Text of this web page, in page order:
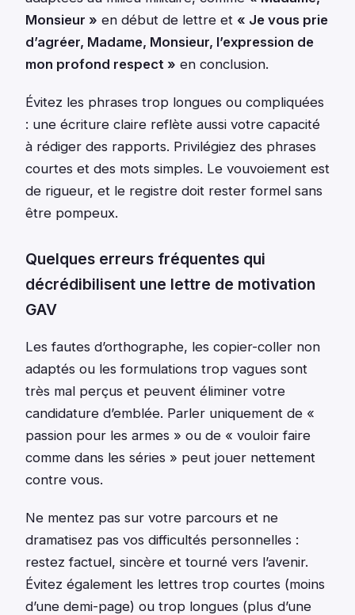
Monsieur » en début de lettre et « Je vous prie
d’agréer, Madame, Monsieur, l’expression de
mon profond respect » en conclusion.
Évitez les phrases trop longues ou compliquées
: une écriture claire reflète aussi votre capacité
à rédiger des rapports. Privilégiez des phrases
courtes et des mots simples. Le vouvoiement est
de rigueur, et le registre doit rester formel sans
être pompeux.
Quelques erreurs fréquentes qui
décrédibilisent une lettre de motivation
GAV
Les fautes d’orthographe, les copier-coller non
adaptés ou les formulations trop vagues sont
très mal perçus et peuvent éliminer votre
candidature d’emblée. Parler uniquement de «
passion pour les armes » ou de « vouloir faire
comme dans les séries » peut jouer nettement
contre vous.
Ne mentez pas sur votre parcours et ne
dramatisez pas vos difficultés personnelles :
restez factuel, sincère et tourné vers l’avenir.
Évitez également les lettres trop courtes (moins
d’une demi-page) ou trop longues (plus d’une